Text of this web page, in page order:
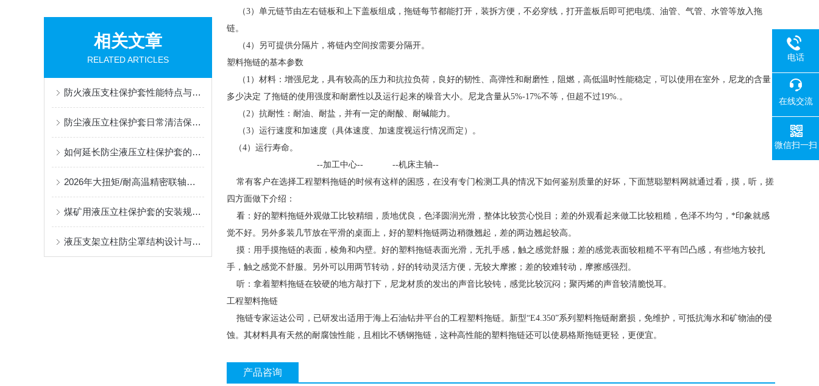
相关文章
RELATED ARTICLES
防火液压支柱保护套性能特点与阻燃防护应用
防尘液压立柱保护套日常清洁保养与更换规范
如何延长防尘液压立柱保护套的使用寿命？
2026年大扭矩/耐高温精密联轴器定制找哪家？能实现精准定制的优质厂家盘点
煤矿用液压立柱保护套的安装规范与使用寿命提升方案
液压支架立柱防尘罩结构设计与密封防护原理
（3）单元链节由左右链板和上下盖板组成，拖链每节都能打开，装拆方便，不必穿线，打开盖板后即可把电缆、油管、气管、水管等放入拖
链。
（4）另可提供分隔片，将链内空间按需要分隔开。
塑料拖链的基本参数
（1）材料：增强尼龙，具有较高的压力和抗拉负荷，良好的韧性、高弹性和耐磨性，阻燃，高低温时性能稳定，可以使用在室外，尼龙的含量
多少决定 了拖链的使用强度和耐磨性以及运行起来的噪音大小。尼龙含量从5%-17%不等，但超不过19%.。
（2）抗耐性：耐油、耐盐，并有一定的耐酸、耐碱能力。
（3）运行速度和加速度（具体速度、加速度视运行情况而定）。
（4）运行寿命。
--加工中心-- --机床主轴--
常有客户在选择工程塑料拖链的时候有这样的困惑，在没有专门检测工具的情况下如何鉴别质量的好坏，下面慧聪塑料网就通过看，摸，听，搓
四方面做下介绍：
看：好的塑料拖链外观做工比较精细，质地优良，色泽圆润光滑，整体比较赏心悦目；差的外观看起来做工比较粗糙，色泽不均匀，*印象就感
觉不好。另外多装几节放在平滑的桌面上，好的塑料拖链两边稍微翘起，差的两边翘起较高。
摸：用手摸拖链的表面，棱角和内壁。好的塑料拖链表面光滑，无扎手感，触之感觉舒服；差的感觉表面较粗糙不平有凹凸感，有些地方较扎
手，触之感觉不舒服。另外可以用两节转动，好的转动灵活方便，无较大摩擦；差的较难转动，摩擦感强烈。
听：拿着塑料拖链在较硬的地方敲打下，尼龙材质的发出的声音比较钝，感觉比较沉闷；聚丙烯的声音较清脆悦耳。
工程塑料拖链
拖链专家运达公司，已研发出适用于海上石油钻井平台的工程塑料拖链。新型“E4.350”系列塑料拖链耐磨损，免维护，可抵抗海水和矿物油的侵
蚀。其材料具有天然的耐腐蚀性能，且相比不锈钢拖链，这种高性能的塑料拖链还可以使易格斯拖链更轻，更便宜。
产品咨询
电话
在线交流
微信扫一扫